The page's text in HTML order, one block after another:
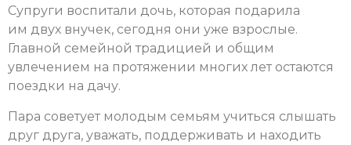
Супруги воспитали дочь, которая подарила
им двух внучек, сегодня они уже взрослые.
Главной семейной традицией и общим
увлечением на протяжении многих лет остаются
поездки на дачу.
Пара советует молодым семьям учиться слышать
друг друга, уважать, поддерживать и находить